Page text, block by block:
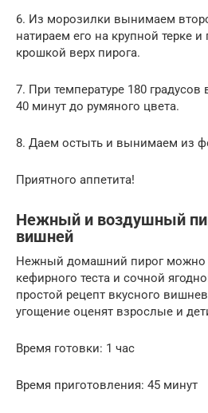
6. Из морозилки вынимаем
натираем его на крупной терке
крошкой верх пирога.
7. При температуре 180
40 минут до румяного цвета.
8. Даем остыть и вынимаем из
Приятного аппетита!
Нежный и воздушный
вишней
Нежный домашний пирог можно
кефирного теста и сочной
простой рецепт вкусного
угощение оценят взрослые и
Время готовки: 1 час
Время приготовления: 45 минут